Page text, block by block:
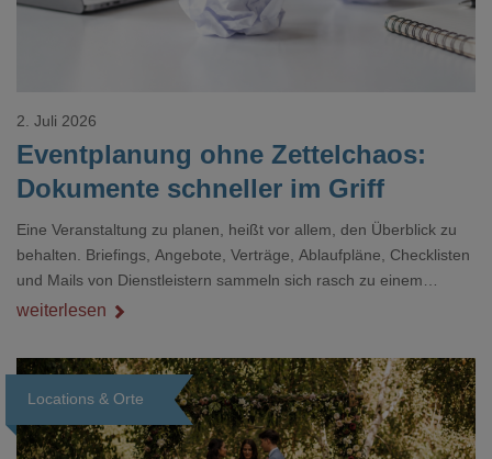
Eventplanung ohne Zettelchaos:
Dokumente schneller im Griff
2. Juli 2026
Eine Veranstaltung zu planen, heißt vor allem, den Überblick zu
behalten. Briefings, Angebote, Verträge, Ablaufpläne, Checklisten
und Mails von Dienstleistern sammeln sich rasch zu einem
unübersichtlichen Stapel. Wer schon einmal kurz vor einem Event
Dokument gesucht hat, kennt das mulmige Gefühl.
weiterlesen
Locations & Orte